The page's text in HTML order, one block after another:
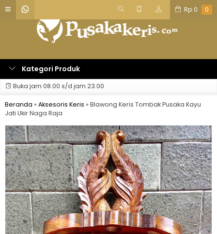
Rp 0 0
Kategori Produk
Buka jam 08.00 s/d jam 23.00
Beranda » Aksesoris Keris » Blawong Keris Tombak Pusaka Kayu
Jati Ukir Naga Raja